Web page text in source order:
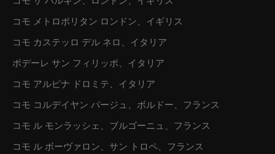
コモ メトロポリタン ロンドン、イギリス
コモ カステッロ デル ネロ、イタリア
ポデーレ サン フィリッポ、イタリア
コモ アルピナ ドロミテ、イタリア
コモ コルデイヤン バージュ、ボルドー、フランス
コモ ル モンラッシェ、ブルゴーニュ、フランス
コモ ル ボーヴァロン、サン トロペ、フランス